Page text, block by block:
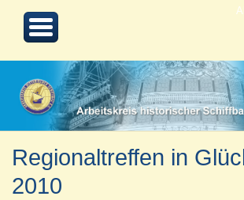
Regionaltreffen in
2010